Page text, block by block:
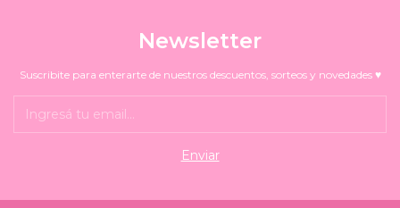
Newsletter
Suscribite para enterarte de nuestros descuentos, sorteos y novedades ♥